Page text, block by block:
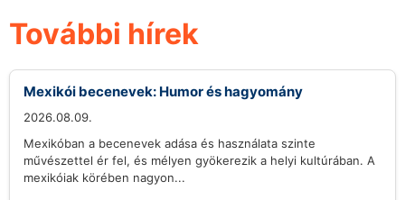
További hírek
Mexikói becenevek: Humor és hagyomány
2026.08.09.
Mexikóban a becenevek adása és használata szinte
művészettel ér fel, és mélyen gyökerezik a helyi kultúrában. A
mexikóiak körében nagyon...